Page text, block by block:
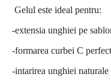
Gelul este ideal pentru:
-extensia unghiei pe
-formarea curbei C
-intarirea unghiei naturale